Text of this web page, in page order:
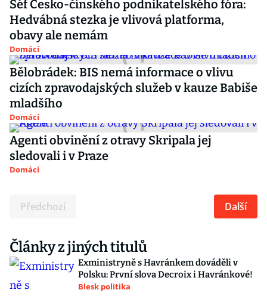
Šéf Česko-čínského podnikatelského fóra:
Hedvábná stezka je vlivová platforma,
obavy ale nemám
Domácí
Bělobrádek: BIS nemá informace o vlivu
cizích zpravodajských služeb v kauze Babiše
mladšího
Domácí
Agenti obvinění z otravy Skripala jej
sledovali i v Praze
Domácí
Předchozí Další
Články z jiných titulů
Exministryně s Havránkem dováděli v
Polsku: První slova Decroix i Havránkové!
Blesk politika